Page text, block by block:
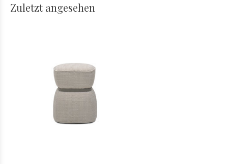
Zuletzt angesehen